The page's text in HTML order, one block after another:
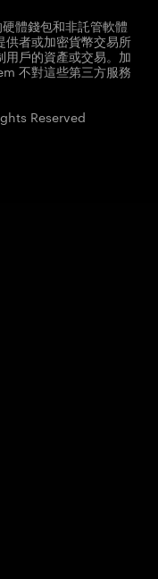
體錢包和非託管軟體
者或加密貨幣交易所
戶的資產或交易。加
不對這些第三方服務